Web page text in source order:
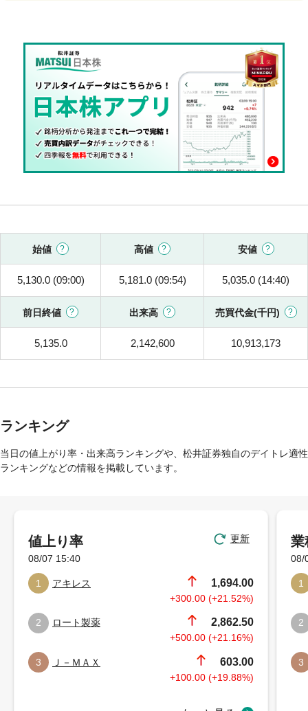
始値 高値 安値
5,130.0 (09:00) 5,181.0 (09:54) 5,035.0 (14:40)
前日終値 出来高 売買代金(千円)
5,135.0 2,142,600 10,913,173
ランキング
当日の値上がり率・出来高ランキングや、松井証券独自のデイトレ適性
ランキングなどの情報を掲載しています。